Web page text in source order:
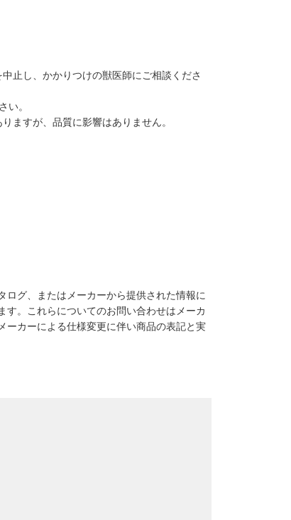
止し、かかりつけの獣医師にご相談くださ
い。
ますが、品質に影響はありません。
グ、またはメーカーから提供された情報に
。これらについてのお問い合わせはメーカ
ーカーによる仕様変更に伴い商品の表記と実